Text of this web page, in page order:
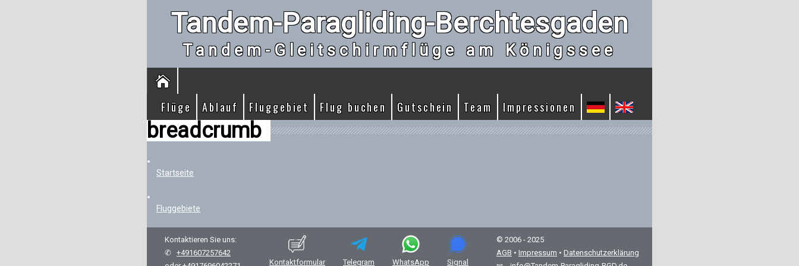
Tandem-Paragliding-Berchtesgaden
Tandem-Gleitschirmflüge am Königssee
Flüge Ablauf Fluggebiet Flug buchen Gutschein Team Impressionen
breadcrumb
Startseite
Fluggebiete
Kontaktieren Sie uns:
✆ +491607257642
Kontaktformular Telegram WhatsApp Signal
© 2006 - 2025
AGB • Impressum • Datenschutzerklärung